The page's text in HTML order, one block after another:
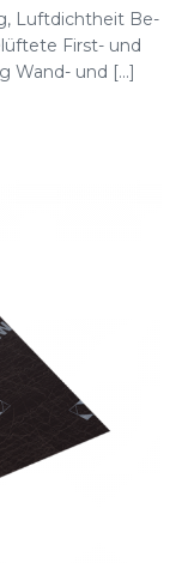
Luftdichtheit Be-
First- und
Wand- und [...]